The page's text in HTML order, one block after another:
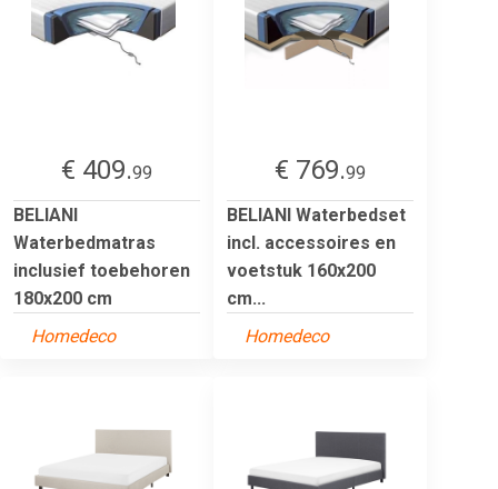
€ 409.99
BELIANI
Waterbedmatras
inclusief toebehoren
180x200 cm
Homedeco
€ 769.99
BELIANI Waterbedset
incl. accessoires en
voetstuk 160x200
cm...
Homedeco